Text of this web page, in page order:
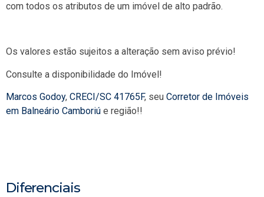
com todos os atributos de um imóvel de alto padrão.
Os valores estão sujeitos a alteração sem aviso prévio!
Consulte a disponibilidade do Imóvel!
Marcos Godoy, CRECI/SC 41765F, seu Corretor de Imóveis
em Balneário Camboriú e região!!
Diferenciais